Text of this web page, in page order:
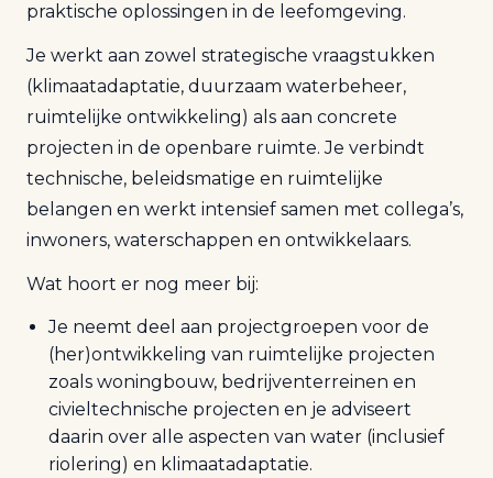
praktische oplossingen in de leefomgeving.
Je werkt aan zowel strategische vraagstukken
(klimaatadaptatie, duurzaam waterbeheer,
ruimtelijke ontwikkeling) als aan concrete
projecten in de openbare ruimte. Je verbindt
technische, beleidsmatige en ruimtelijke
belangen en werkt intensief samen met collega’s,
inwoners, waterschappen en ontwikkelaars.
Wat hoort er nog meer bij:
Je neemt deel aan projectgroepen voor de
(her)ontwikkeling van ruimtelijke projecten
zoals woningbouw, bedrijventerreinen en
civieltechnische projecten en je adviseert
daarin over alle aspecten van water (inclusief
riolering) en klimaatadaptatie.